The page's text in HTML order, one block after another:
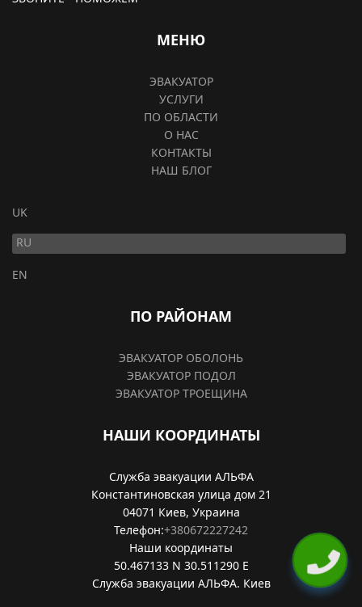
МЕНЮ
ЭВАКУАТОР
УСЛУГИ
ПО ОБЛАСТИ
О НАС
КОНТАКТЫ
НАШ БЛОГ
Выберите язык
UK
RU
EN
ПО РАЙОНАМ
ЭВАКУАТОР ОБОЛОНЬ
ЭВАКУАТОР ПОДОЛ
ЭВАКУАТОР ТРОЕЩИНА
НАШИ КООРДИНАТЫ
Служба эвакуации АЛЬФА
Константиновская улица дом 21
04071 Киев, Украина
Телефон:+380672227242
Наши координаты
50.467133 N 30.511290 E
Служба эвакуации АЛЬФА. Киев